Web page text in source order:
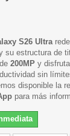
S26 Ultra
su estructura de
200MP y
sin
disponible la
para más